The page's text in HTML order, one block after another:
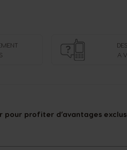
A
pour profiter d’avantages